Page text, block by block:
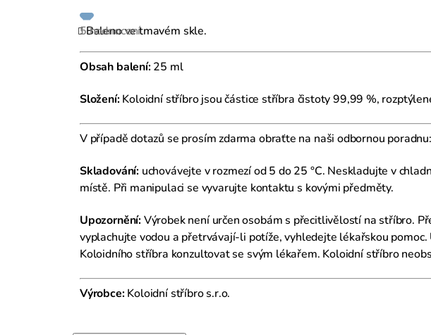
hodnocení
produktu
je
5,0
5
hvězdiček.
5 hodnocení
Baleno ve tmavém skle.
Obsah balení:25 ml
Složení:Koloidní stříbro jsou částice stříbra čistoty 99,99 %,
V případě dotazů se prosím zdarma obraťte na naši odbornou poradnu:
Skladování: uchovávejte v rozmezí od 5 do 25 °C. Neskladujte v
místě. Při manipulaci se vyvarujte kontaktu s kovými předměty.
Upozornění:Výrobek není určen osobám s přecitlivělostí na stříbro.
vyplachujte vodou a přetrvávají-li potíže, vyhledejte lékařskou
Koloidního stříbra konzultovat se svým lékařem. Koloidní stříbro
Výrobce:Koloidní stříbro s.r.o.